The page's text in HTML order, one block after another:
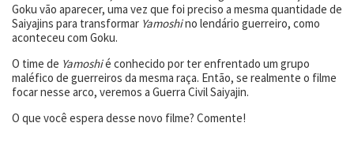
Goku vão aparecer, uma vez que foi preciso a mesma quantidade de
Saiyajins para transformar Yamoshino lendário guerreiro, como
aconteceu com Goku.
O time de Yamoshié conhecido por ter enfrentado um grupo
maléfico de guerreiros da mesma raça. Então, se realmente o filme
focar nesse arco, veremos a Guerra Civil Saiyajin.
O que você espera desse novo filme? Comente!